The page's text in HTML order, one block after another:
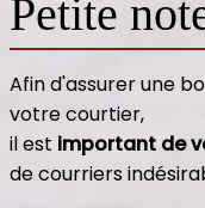
Petite
Afin d'assurer une
votre courtier,
il est important de
de courriers